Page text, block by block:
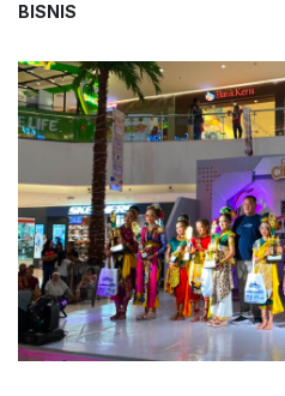
BISNIS